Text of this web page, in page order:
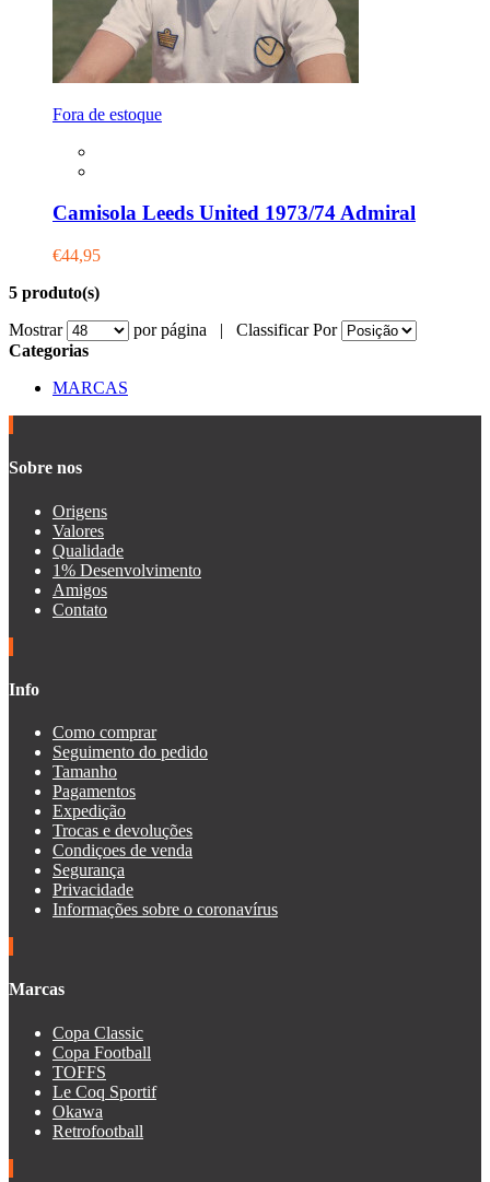
Fora de estoque
Camisola Leeds United 1973/74 Admiral
€44,95
5 produto(s)
Mostrar
por página | Classificar Por
Categorias
MARCAS
Sobre nos
Origens
Valores
Qualidade
1% Desenvolvimento
Amigos
Contato
Info
Como comprar
Seguimento do pedido
Tamanho
Pagamentos
Expedição
Trocas e devoluções
Condiçoes de venda
Segurança
Privacidade
Informações sobre o coronavírus
Marcas
Copa Classic
Copa Football
TOFFS
Le Coq Sportif
Okawa
Retrofootball